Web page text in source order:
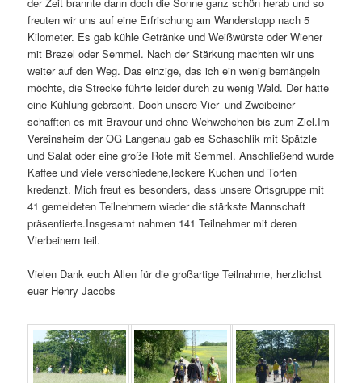
freuten wir uns auf eine Erfrischung am Wanderstopp nach 5
Kilometer. Es gab kühle Getränke und Weißwürste oder Wiener
mit Brezel oder Semmel. Nach der Stärkung machten wir uns
weiter auf den Weg. Das einzige, das ich ein wenig bemängeln
möchte, die Strecke führte leider durch zu wenig Wald. Der hätte
eine Kühlung gebracht. Doch unsere Vier- und Zweibeiner
schafften es mit Bravour und ohne Wehwehchen bis zum Ziel.Im
Vereinsheim der OG Langenau gab es Schaschlik mit Spätzle
und Salat oder eine große Rote mit Semmel. Anschließend wurde
Kaffee und viele verschiedene,leckere Kuchen und Torten
kredenzt. Mich freut es besonders, dass unsere Ortsgruppe mit
41 gemeldeten Teilnehmern wieder die stärkste Mannschaft
präsentierte.Insgesamt nahmen 141 Teilnehmer mit deren
Vierbeinern teil.
Vielen Dank euch Allen für die großartige Teilnahme, herzlichst
euer Henry Jacobs